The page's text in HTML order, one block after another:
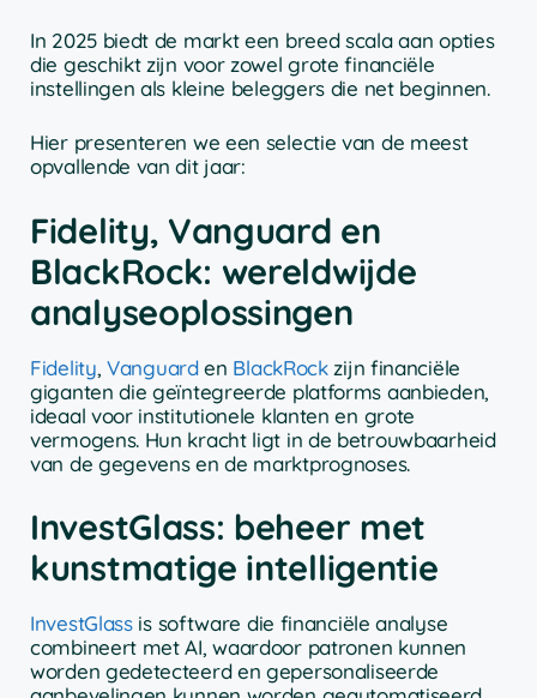
In 2025 biedt de markt een breed scala aan opties
die geschikt zijn voor zowel grote financiële
instellingen als kleine beleggers die net beginnen.
Hier presenteren we een selectie van de meest
opvallende van dit jaar:
Fidelity, Vanguard en
BlackRock: wereldwijde
analyseoplossingen
Fidelity, Vanguarden BlackRockzijn financiële
giganten die geïntegreerde platforms aanbieden,
ideaal voor institutionele klanten en grote
vermogens. Hun kracht ligt in de betrouwbaarheid
van de gegevens en de marktprognoses.
InvestGlass: beheer met
kunstmatige intelligentie
InvestGlassis software die financiële analyse
combineert met AI, waardoor patronen kunnen
worden gedetecteerd en gepersonaliseerde